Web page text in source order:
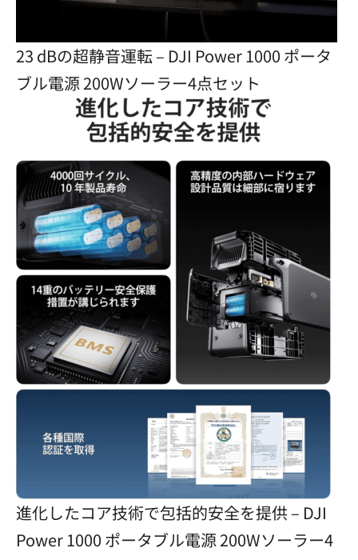
23 dBの超静音運転 – DJI Power 1000 ポータ
ブル電源 200Wソーラー4点セット
進化したコア技術で包括的安全を提供 – DJI
Power 1000 ポータブル電源 200Wソーラー4